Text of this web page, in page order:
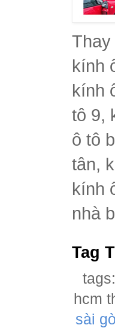
kính
kính
tô 9,
ô tô
tân,
kính
nhà
Tag
hcm
sài